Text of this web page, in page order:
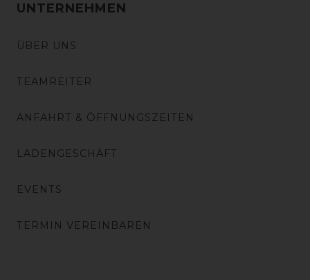
UNTERNEHMEN
ÜBER UNS
TEAMREITER
ANFAHRT & ÖFFNUNGSZEITEN
LADENGESCHÄFT
EVENTS
TERMIN VEREINBAREN